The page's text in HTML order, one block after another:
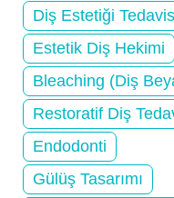
Diş Estetiği
Estetik Diş Hekimi
Bleaching (Diş
Restoratif Diş
Endodonti
Gülüş Tasarımı